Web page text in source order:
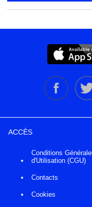
ACCÈS
Conditions
d'Utilisation (CGU)
Contacts
Cookies